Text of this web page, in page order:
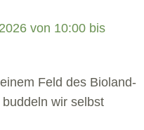
Feld des Bioland-
wir selbst